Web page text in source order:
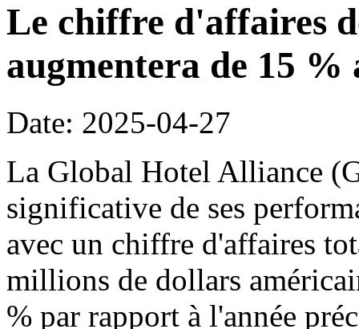
Le chiffre d'affaires
augmentera de 15
Date: 2025-04-27
La Global Hotel Alliance
significative de ses
avec un chiffre d'affaires
millions de dollars
% par rapport à l'année